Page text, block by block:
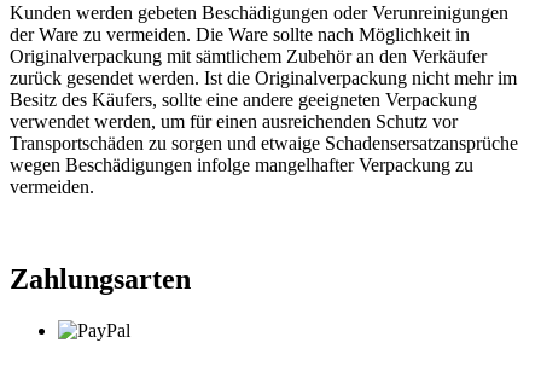
Kunden werden gebeten Beschädigungen oder Verunreinigungen
der Ware zu vermeiden. Die Ware sollte nach Möglichkeit in
Originalverpackung mit sämtlichem Zubehör an den Verkäufer
zurück gesendet werden. Ist die Originalverpackung nicht mehr im
Besitz des Käufers, sollte eine andere geeigneten Verpackung
verwendet werden, um für einen ausreichenden Schutz vor
Transportschäden zu sorgen und etwaige Schadensersatzansprüche
wegen Beschädigungen infolge mangelhafter Verpackung zu
vermeiden.
Zahlungsarten